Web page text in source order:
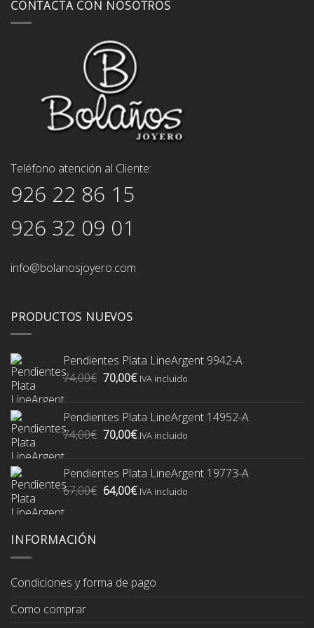
CONTACTA CON NOSOTROS
Teléfono atención al Cliente:
926 22 86 15
926 32 09 01
info@bolanosjoyero.com
PRODUCTOS NUEVOS
Pendientes Plata LineArgent 9942-A
74,00€ El
era:
74,00€.
70,00€El
es:
70,00€.
IVA incluido
Pendientes Plata LineArgent 14952-A
74,00€ El
era:
74,00€.
70,00€El
es:
70,00€.
IVA incluido
Pendientes Plata LineArgent 19773-A
67,00€ El
64,00€ElIVA incluido
INFORMACIÓN
Condiciones y forma de pago
Como comprar